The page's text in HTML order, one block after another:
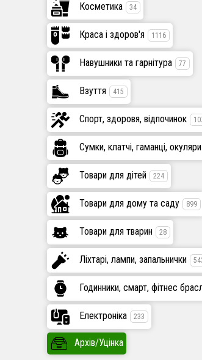
Косметика 34
Краса і здоров'я 1116
Навушники та гарнітура 77
Взуття 415
Спорт, здоровя, відпочинок
Сумки, клатчі, гаманці, окуляри
Товари для дітей 224
Товари для дому та саду 899
Товари для тварин 28
Ліхтарі, лампи, запальнички
Годинники, смарт, фітнес
Електроніка 233
Архів/Уцінка